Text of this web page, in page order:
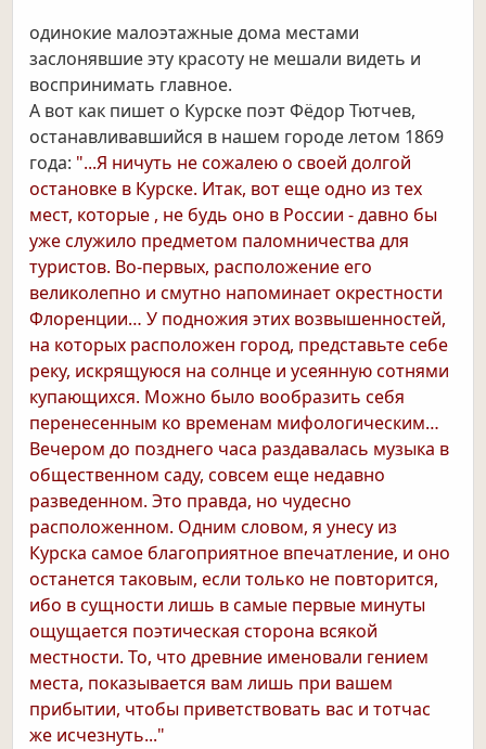
одинокие малоэтажные дома местами
заслонявшие эту красоту не мешали видеть и
воспринимать главное.
А вот как пишет о Курске поэт Фёдор Тютчев,
останавливавшийся в нашем городе летом 1869
года: "...Я ничуть не сожалею о своей долгой
остановке в Курске. Итак, вот еще одно из тех
мест, которые , не будь оно в России - давно бы
уже служило предметом паломничества для
туристов. Во-первых, расположение его
великолепно и смутно напоминает окрестности
Флоренции… У подножия этих возвышенностей,
на которых расположен город, представьте себе
реку, искрящуюся на солнце и усеянную сотнями
купающихся. Можно было вообразить себя
перенесенным ко временам мифологическим…
Вечером до позднего часа раздавалась музыка в
общественном саду, совсем еще недавно
разведенном. Это правда, но чудесно
расположенном. Одним словом, я унесу из
Курска самое благоприятное впечатление, и оно
останется таковым, если только не повторится,
ибо в сущности лишь в самые первые минуты
ощущается поэтическая сторона всякой
местности. То, что древние именовали гением
места, показывается вам лишь при вашем
прибытии, чтобы приветствовать вас и тотчас
же исчезнуть..."